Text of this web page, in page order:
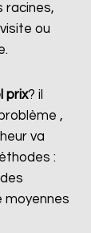
racines,
ou
prix? il
,
va
:
moyennes